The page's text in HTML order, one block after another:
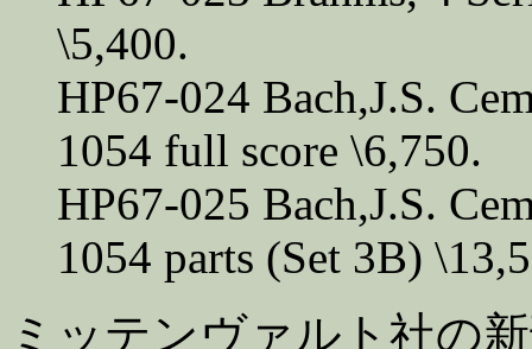
\5,400.
HP67-024 Bach,J.S.
1054 full score \6,750.
HP67-025 Bach,J.S.
1054 parts (Set 3B)
ミッテンヴァルト社の